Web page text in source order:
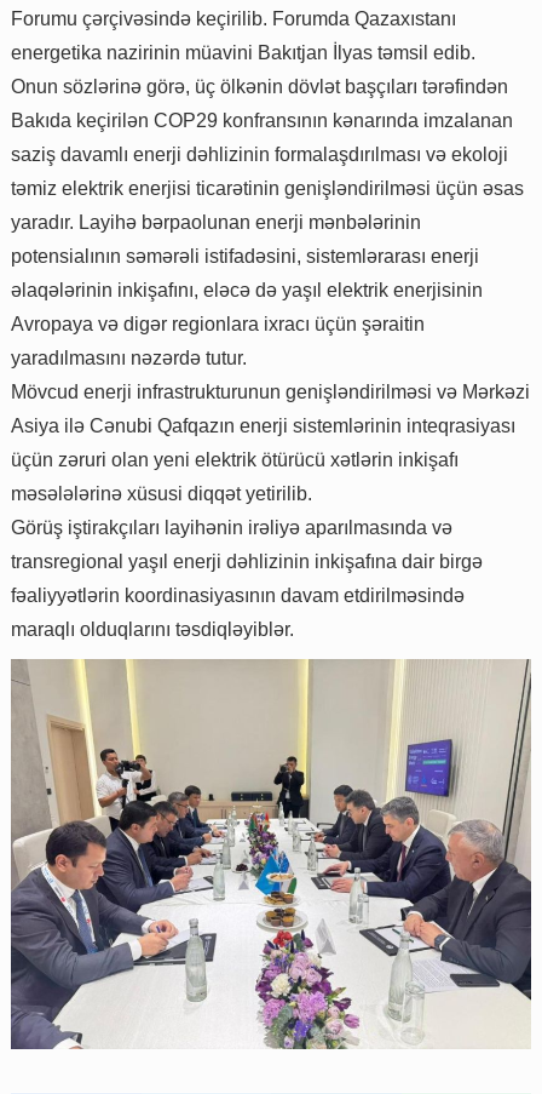
Forumu çərçivəsində keçirilib. Forumda Qazaxıstanı
energetika nazirinin müavini Bakıtjan İlyas təmsil edib.
Onun sözlərinə görə, üç ölkənin dövlət başçıları tərəfindən
Bakıda keçirilən COP29 konfransının kənarında imzalanan
saziş davamlı enerji dəhlizinin formalaşdırılması və ekoloji
təmiz elektrik enerjisi ticarətinin genişləndirilməsi üçün əsas
yaradır. Layihə bərpaolunan enerji mənbələrinin
potensialının səmərəli istifadəsini, sistemlərarası enerji
əlaqələrinin inkişafını, eləcə də yaşıl elektrik enerjisinin
Avropaya və digər regionlara ixracı üçün şəraitin
yaradılmasını nəzərdə tutur.
Mövcud enerji infrastrukturunun genişləndirilməsi və Mərkəzi
Asiya ilə Cənubi Qafqazın enerji sistemlərinin inteqrasiyası
üçün zəruri olan yeni elektrik ötürücü xətlərin inkişafı
məsələlərinə xüsusi diqqət yetirilib.
Görüş iştirakçıları layihənin irəliyə aparılmasında və
transregional yaşıl enerji dəhlizinin inkişafına dair birgə
fəaliyyətlərin koordinasiyasının davam etdirilməsində
maraqlı olduqlarını təsdiqləyiblər.